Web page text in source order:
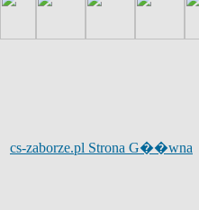
cs-zaborze.pl Strona G��wna